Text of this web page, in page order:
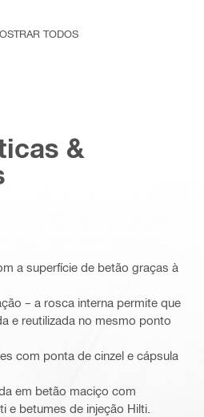
TODOS
&
a superfície de betão graças à
– a rosca interna permite que
e reutilizada no mesmo ponto
com ponta de cinzel e cápsula
em betão maciço com
e betumes de injeção Hilti.